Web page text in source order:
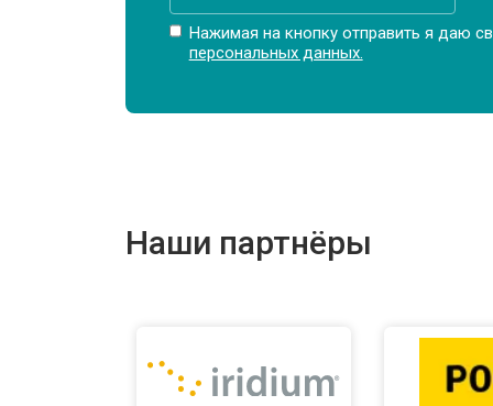
Замена северного моста
Нажимая на кнопку отправить я даю
персональных данных.
Наши партнёры